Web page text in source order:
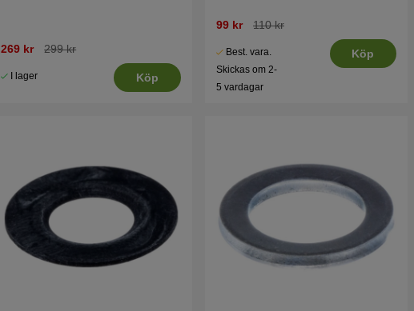
269 kr 299 kr
I lager Köp
99 kr 110 kr
Best. vara.
Skickas om 2-
5 vardagar
Köp